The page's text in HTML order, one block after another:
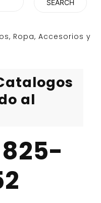
Ropa, Accesorios y
al